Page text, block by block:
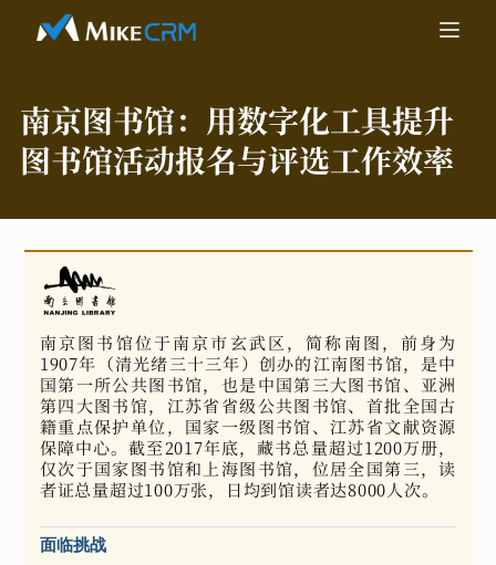
南京图书馆： 用数字化工具提升
图书馆活动报名与评选工作效率
南京图书馆位于南京市玄武区，简称南图，前身为
1907年（清光绪三十三年）创办的江南图书馆，是中
国第一所公共图书馆，也是中国第三大图书馆、亚洲
第四大图书馆，江苏省省级公共图书馆、首批全国古
籍重点保护单位，国家一级图书馆、江苏省文献资源
保障中心。截至2017年底，藏书总量超过1200万册，
仅次于国家图书馆和上海图书馆，位居全国第三，读
者证总量超过100万张，日均到馆读者达8000人次。
面临挑战